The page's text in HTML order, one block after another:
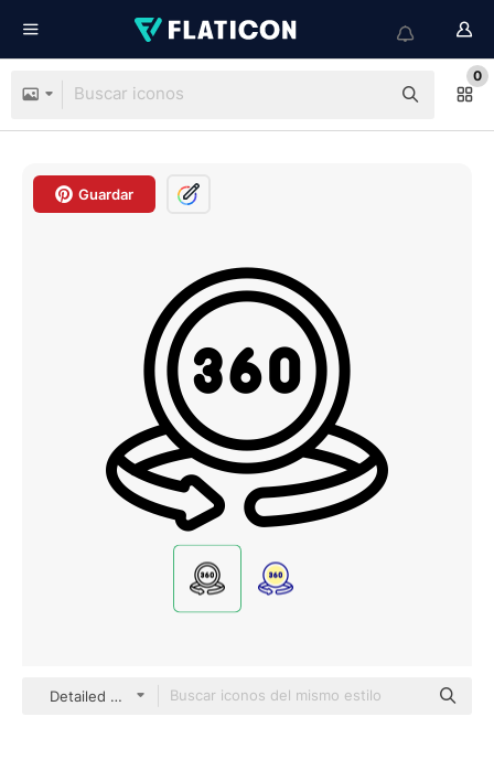
0
Guardar
Detailed Mixed Lineal